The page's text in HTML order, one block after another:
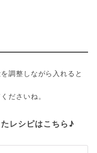
調整しながら入れると
レシピはこちら♪